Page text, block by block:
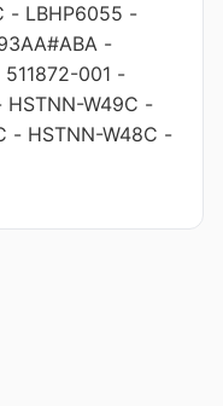
- LBHP6055 -
-
511872-001 -
HSTNN-W49C -
- HSTNN-W48C -